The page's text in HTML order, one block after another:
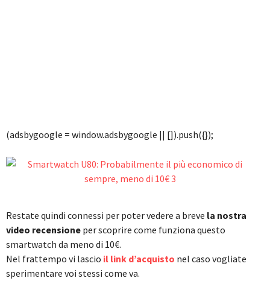
(adsbygoogle = window.adsbygoogle || []).push({});
Restate quindi connessi per poter vedere a breve la nostra
video recensione per scoprire come funziona questo
smartwatch da meno di 10€.
Nel frattempo vi lascio il link d’acquisto nel caso vogliate
sperimentare voi stessi come va.